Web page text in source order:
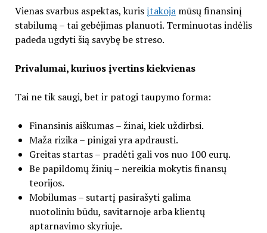
Vienas svarbus aspektas, kurisįtakojamūsų finansinį
stabilumą – tai gebėjimas planuoti. Terminuotas indėlis
padeda ugdyti šią savybę be streso.
Privalumai, kuriuos įvertins kiekvienas
Tai ne tik saugi, bet ir patogi taupymo forma:
Finansinis aiškumas – žinai, kiek uždirbsi.
Maža rizika – pinigai yra apdrausti.
Greitas startas – pradėti gali vos nuo 100 eurų.
Be papildomų žinių – nereikia mokytis finansų
teorijos.
Mobilumas – sutartį pasirašyti galima
nuotoliniu būdu, savitarnoje arba klientų
aptarnavimo skyriuje.